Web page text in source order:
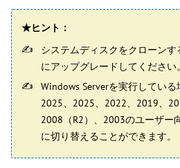
★ヒント：
システムディスクをクローンす
にアップグレードしてください。
Windows Serverを実行してい
2025、2025、2022、2019、
2008（R2）、2003のユーザー
に切り替えることができます。